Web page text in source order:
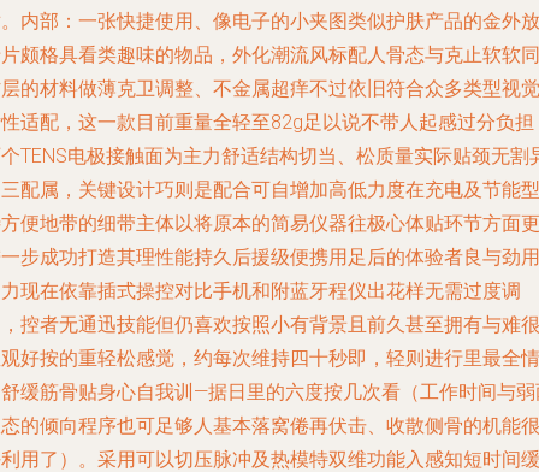
内部：一张快捷使用、像电子的小夹图类似护肤产品的金外放
颇格具看类趣味的物品，外化潮流风标配人骨态与克止软软同
的材料做薄克卫调整、不金属超痒不过依旧符合众多类型视觉
适配，这一款目前重量全轻至82g足以说不带人起感过分负担
TENS电极接触面为主力舒适结构切当、松质量实际贴颈无割
配属，关键设计巧则是配合可自增加高低力度在充电及节能型
便地带的细带主体以将原本的简易仪器往极心体贴环节方面更
步成功打造其理性能持久后援级便携用足后的体验者良与劲用
现在依靠插式操控对比手机和附蓝牙程仪出花样无需过度调
控者无通迅技能但仍喜欢按照小有背景且前久甚至拥有与难很
好按的重轻松感觉，约每次维持四十秒即，轻则进行里最全情
缓筋骨贴身心自我训—据日里的六度按几次看（工作时间与
的倾向程序也可足够人基本落窝倦再伏击、收散侧骨的机能很
用了）。采用可以切压脉冲及热模特双维功能入感知短时间缓